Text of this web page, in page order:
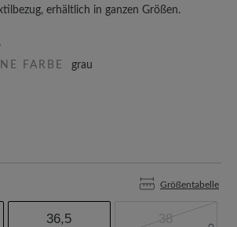
erhältlich in ganzen Größen.
FARBE grau
Größentabelle
36,5 38